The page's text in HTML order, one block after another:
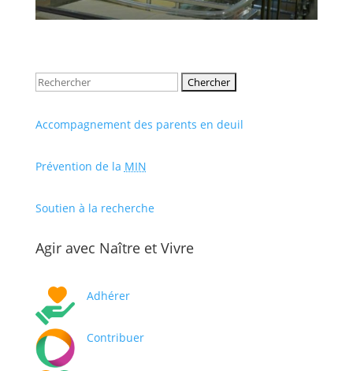
Rechercher:
Accompagnement des parents en deuil
Prévention de la MIN
Soutien à la recherche
Agir avec Naître et Vivre
Adhérer
Contribuer